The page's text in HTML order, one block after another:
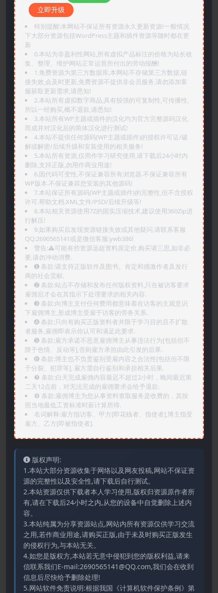
立即升级
特别提醒:本网站不保证所有资源永久更新资源!一般情况
下大部分资源包括WordPress主题和插件资源等随时都在更
新
0.本站为非盈利性网站,所有虚拟产品标注的价格为站长收
集、整理、维护网站正常运营所付出的劳动报酬!
1.免费资源为第三方数据库,本网站不存储第三方数据,链
接失效,会及时更新,免费资源不提供非会员服务,请勿添加客
服获取更新需求,请悉知!
2.本站所有虚拟数字商品,具有较强的可复制性,可传播性,
所以一经购买,概不退款,请悉知!
3.本站所有WP主题或插件的汉化均为官方完整源码汉化
而成并对汉化后的简体汉化进行测试!
4.本站不提供任何源码(WP主题或插件)的授权许可证/破
解或解密/后续升级和安装使用的相关服务!
5.本站所有资源,仅用作学习研究使用,请下载后24小时内
删除,支持正版,勿用作商业用途!
6.因代码可变性,不保证兼容所有浏览器.不保证兼容所有
WP版本.不保证兼容您安装的其他源码!
7.本站保证所有源码(WP主题或插件)的完整性,但不含授权
许可.帮助文档.XML文件/PSD/后续升级等!
8.本站相关资源使用7Z的固实压缩技术,建议使用360Zip进
行解压!
9.如果购买后发现资源链接失效或其他疑问,请联系客服
QQ:2690565141或是微信客服:ywb386!
警告:⚠️可能有些资源远超资料原定价,购买请三思,如非必
要,请勿冲动消费.
➊️ 条款:请支持正版软件及图书。肯定和感激作者及发行
商的社会贡献.
➋️ 条款:站点不存储和发布任何版权资料,只在被访客要求
雇佣后才会在其指示下处理要求的相关内容.
➌️ 条款:向博主支付任何费用都意味着在访客的主观意识
下雇佣博主,形成博主受雇于访客的劳务关系.
➍️ 条款:只向有购买正版资料者并限于学习目的且不扩散
者服务,雇佣即表示你认可和满足此要求.
➎ 条款:雇方承诺不恶意雇佣博主从事违法行为[包括但不
限于色情、反动等],否则雇方承担由此引发的后果.
➏️ 条款:博主也不负责鉴别受雇内容之合法性[包括但不限
于分裂、犯罪等], 雇方需自行鉴别和承担相关后果.
❼ 条款:白天完成雇佣内容最迟不超过2小时，晚间最迟第
二天12点前，对无法完成的雇佣要求会给予退款.
❽ 条款:雇佣博主为您从事资料查取服务是收费的，其按
照当地最低工资标准时薪计算所得.
名词解释:雇方指访客、甲方[即花钱者、指使者],博主指受
雇方、乙方[即被指使者].
版权声明:
1.本站大部分资源收集于网络以及网友投稿,网站不保证资
源的完整性以及安全性,请下载后自行测试。
2.本站资源仅供下载者本人学习使用,版权归资源原作者所
有,请在下载后24小时之内,从您的设备中自觉删除上述内
容。
3.本站纯属为分享资源站点,网站内所有资源仅供学习交流
之用,若作商业用途,请购买正版,由于未及时购买正版发生
的侵权行为,与本站无关。
4.如您是版权方,本站若无意中侵犯到您的版权利益,请来
信联系我们E-mail:2690565141@QQ.com,我们会在收到
信息后尽快给予删除处理!
5.网站软件免责说明:根据我国《计算机软件保护条例》第